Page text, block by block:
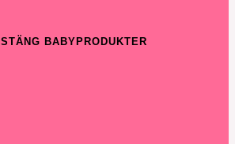
STÄNG BABYPRODUKTER